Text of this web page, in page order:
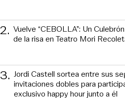
2. Vuelve “CEBOLLA”: Un
de la risa en Teatro Mori
3. Jordi Castell sortea entre sus
invitaciones dobles para
exclusivo happy hour junto a él